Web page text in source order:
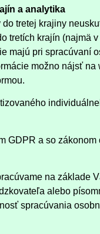
a analytika
tretej krajiny
tretích krajín (najmä
majú pri spracúvaní
možno nájsť
GDPR a so
na základe
alebo
spracúvania